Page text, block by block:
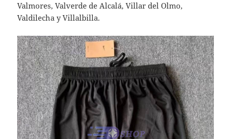
Valmores, Valverde de Alcalá, Villar del Olmo,
Valdilecha y Villalbilla.